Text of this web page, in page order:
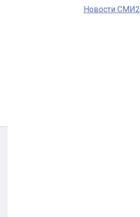
Новости СМИ2